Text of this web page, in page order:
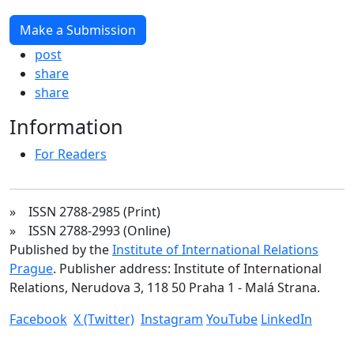
Make a Submission
post
share
share
Information
For Readers
» ISSN 2788-2985 (Print)
» ISSN 2788-2993 (Online)
Published by theInstitute of International Relations
Prague. Publisher address: Institute of International
Relations, Nerudova 3, 118 50 Praha 1 - Malá Strana.
Facebook X (Twitter) Instagram YouTube LinkedIn